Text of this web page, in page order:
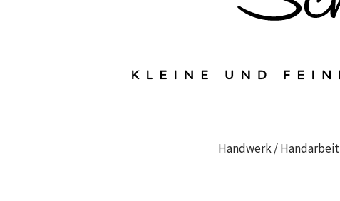
Handwerk / Handarbeit